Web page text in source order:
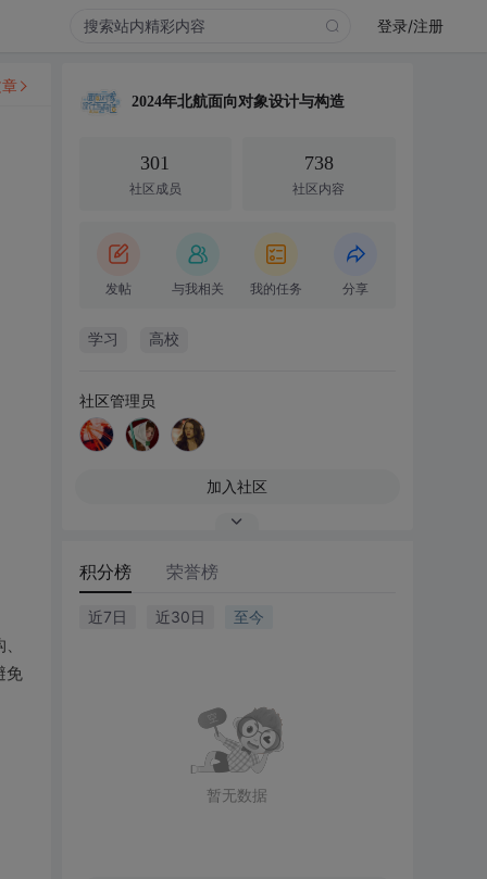
登录/注册
免
2024年北航面向对象设计与构造
301
社区成员
738
社区内容
发帖 与我相关 我的任务 分享
学习 高校
社区管理员
加入社区
积分榜 荣誉榜
近7日 近30日 至今
暂无数据